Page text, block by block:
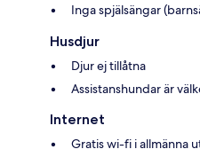
Inga spjälsängar
Husdjur
Djur ej tillåtna
Assistanshundar är
Internet
Gratis wi-fi i allmänna